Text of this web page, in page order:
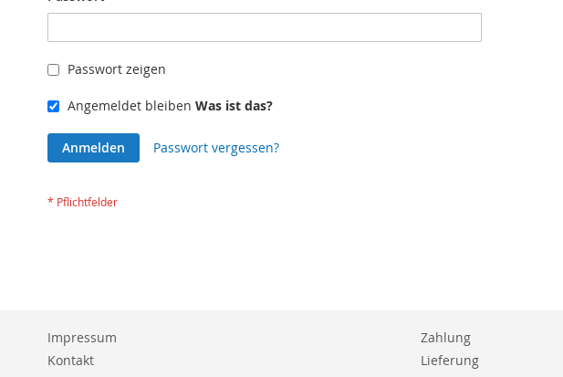
Passwort zeigen
Angemeldet bleiben Was ist das?
Anmelden Passwort vergessen?
Impressum
Kontakt
Zahlung
Lieferung